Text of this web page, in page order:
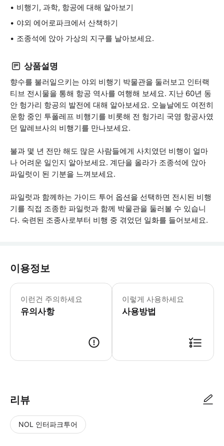
비행기, 과학, 항공에 대해 알아보기
야외 에어로파크에서 산책하기
조종석에 앉아 가상의 지구를 날아보세요.
상품설명
향수를 불러일으키는 야외 비행기 박물관을 둘러보고 인터랙
티브 전시물을 통해 항공 역사를 여행해 보세요. 지난 60년 동
안 헝가리 항공의 발전에 대해 알아보세요. 오늘날에도 여전히
운항 중인 투폴레프 비행기를 비롯해 전 헝가리 국영 항공사였
던 말레브사의 비행기를 만나보세요.
불과 몇 년 전만 해도 많은 사람들에게 사치였던 비행이 얼마
나 어려운 일인지 알아보세요. 계단을 올라가 조종석에 앉아
파일럿이 된 기분을 느껴보세요.
파일럿과 함께하는 가이드 투어 옵션을 선택하면 전시된 비행
기를 직접 조종한 파일럿과 함께 박물관을 둘러볼 수 있습니
다. 숙련된 조종사로부터 비행 중 겪었던 일화를 들어보세요.
이용정보
이런건 주의하세요
유의사항
- 비행 시뮬레이터는 주말(토요일과
이렇게 사용하세요
사용방법
리뷰
NOL 인터파크투어